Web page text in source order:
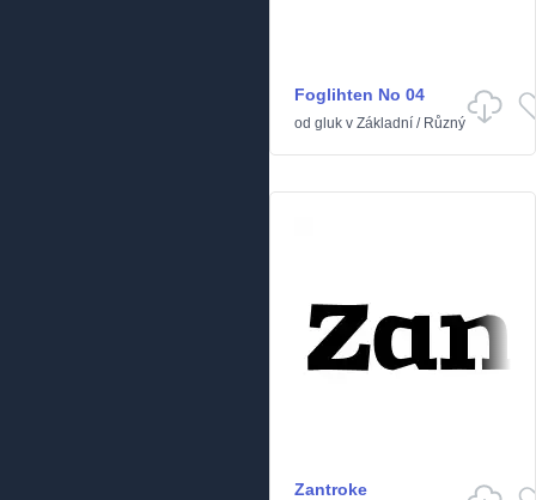
Foglihten No 04
od gluk v Základní / Různý
Zantroke